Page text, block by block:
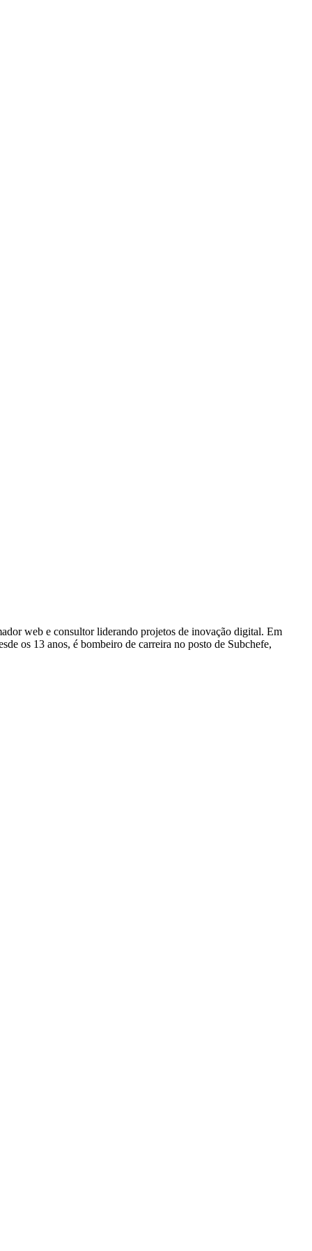
web e consultor liderando projetos de inovação digital. Em
os 13 anos, é bombeiro de carreira no posto de Subchefe,